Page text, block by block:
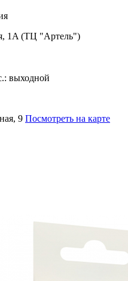
1A (ТЦ "Артель")
выходной
9 Посмотреть на карте